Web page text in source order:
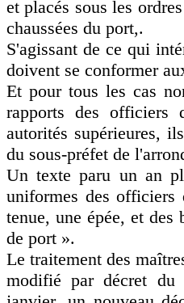
et placés sous les
chaussées du port,.
S'agissant de ce qui
doivent se conformer
Et pour tous les cas
rapports des
autorités supérieures,
du sous-préfet de
Un texte paru un an
uniformes des officiers
tenue, une épée, et
de port ».
Le traitement des
modifié par décret